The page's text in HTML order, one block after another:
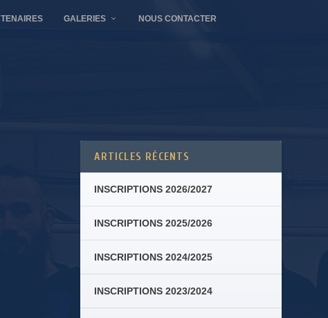
GALERIES NOUS CONTACTER
ARTICLES RÉCENTS
INSCRIPTIONS 2026/2027
INSCRIPTIONS 2025/2026
INSCRIPTIONS 2024/2025
INSCRIPTIONS 2023/2024